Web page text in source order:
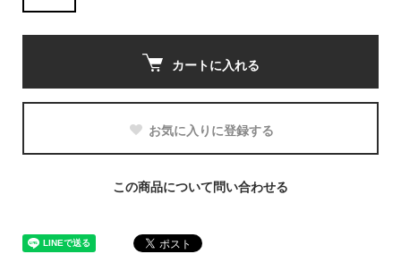
カートに入れる
お気に入りに登録する
この商品について問い合わせる